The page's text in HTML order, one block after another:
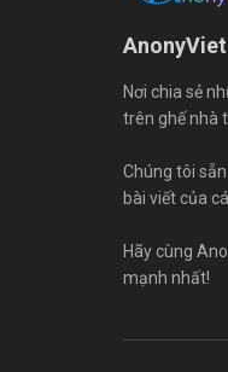
AnonyViet
Nơi chia sẻ
trên ghế nhà
Chúng tôi
bài viết của
Hãy cùng
mạnh nhất!